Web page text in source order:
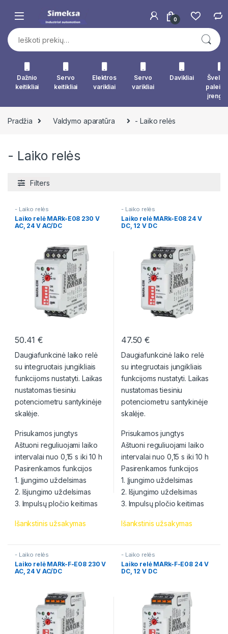
0
Ieškoti:
Dažnio
keitikliai
Servo
keitikliai
Elektros
varikliai
Servo
varikliai
Davikliai
Pradžia Valdymo aparatūra - Laiko relės
- Laiko relės
Filters
- Laiko relės
Laiko relė MARk-E08 230 V
AC, 24 V AC/DC
50.41€
Daugiafunkcinė laiko relė
su integruotais jungikliais
funkcijoms nustatyti. Laikas
nustatomas tiesiniu
potenciometru santykinėje
skalėje.
Prisukamos jungtys
Aštuoni reguliuojami laiko
intervalai nuo 0,15 s iki 10 h
Pasirenkamos funkcijos
1. Įjungimo uždelsimas
2. Išjungimo uždelsimas
3. Impulsų pločio keitimas
Išankstinis užsakymas
- Laiko relės
Laiko relė MARk-E08 24 V
DC, 12 V DC
47.50€
Daugiafunkcinė laiko relė
su integruotais jungikliais
funkcijoms nustatyti. Laikas
nustatomas tiesiniu
potenciometru santykinėje
skalėje.
Prisukamos jungtys
Aštuoni reguliuojami laiko
intervalai nuo 0,15 s iki 10 h
Pasirenkamos funkcijos
1. Įjungimo uždelsimas
2. Išjungimo uždelsimas
3. Impulsų pločio keitimas
Išankstinis užsakymas
- Laiko relės
Laiko relė MARk-F-E08 230 V
AC, 24 V AC/DC
- Laiko relės
Laiko relė MARk-F-E08 24 V
DC, 12 V DC